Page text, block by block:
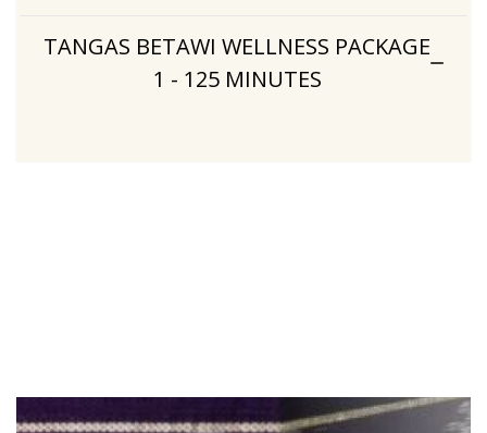
TANGAS BETAWI WELLNESS PACKAGE
1 - 125 MINUTES